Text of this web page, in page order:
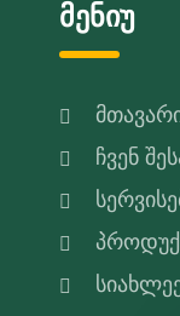
მენიუ
ჩვენ